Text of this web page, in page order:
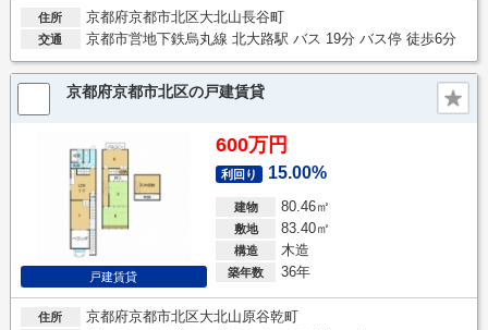
住所 京都府京都市北区大北山長谷町
交通 京都市営地下鉄烏丸線 北大路駅 バス 19分 バス停 徒歩6分
京都府京都市北区の戸建賃貸
戸建賃貸
600万円
利回り 15.00%
建物 80.46㎡
敷地 83.40㎡
構造 木造
築年数 36年
住所 京都府京都市北区大北山原谷乾町